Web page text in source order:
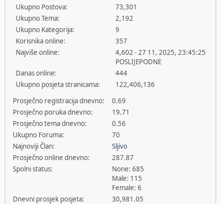
Ukupno Postova:
73,301
Ukupno Tema:
2,192
Ukupno Kategorija:
9
Korisnika online:
357
Najviše online:
4,602 - 27 11, 2025, 23:45:25
POSLIJEPODNE
Danas online:
444
Ukupno posjeta stranicama:
122,406,136
Prosječno registracija dnevno:
0.69
Prosječno poruka dnevno:
19.71
Prosječno tema dnevno:
0.56
Ukupno Foruma:
70
Najnoviji Član:
Sljivo
Prosječno online dnevno:
287.87
Spolni status:
None: 685
Male: 115
Female: 6
Dnevni prosjek posjeta:
30,981.05